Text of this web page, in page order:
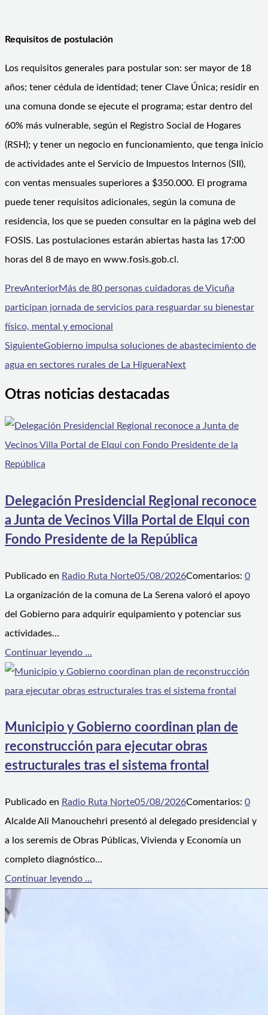
Requisitos de postulación
Los requisitos generales para postular son: ser mayor de 18
años; tener cédula de identidad; tener Clave Única; residir en
una comuna donde se ejecute el programa; estar dentro del
60% más vulnerable, según el Registro Social de Hogares
(RSH); y tener un negocio en funcionamiento, que tenga inicio
de actividades ante el Servicio de Impuestos Internos (SII),
con ventas mensuales superiores a $350.000. El programa
puede tener requisitos adicionales, según la comuna de
residencia, los que se pueden consultar en la página web del
FOSIS. Las postulaciones estarán abiertas hasta las 17:00
horas del 8 de mayo en www.fosis.gob.cl.
PrevAnteriorMás de 80 personas cuidadoras de Vicuña
participan jornada de servicios para resguardar su bienestar
físico, mental y emocional
SiguienteGobierno impulsa soluciones de abastecimiento de
agua en sectores rurales de La HigueraNext
Otras noticias destacadas
Delegación Presidencial Regional reconoce
a Junta de Vecinos Villa Portal de Elqui con
Fondo Presidente de la República
Publicado en Radio Ruta Norte05/08/2026Comentarios: 0
La organización de la comuna de La Serena valoró el apoyo
del Gobierno para adquirir equipamiento y potenciar sus
actividades…
Continuar leyendo ...
Municipio y Gobierno coordinan plan de
reconstrucción para ejecutar obras
estructurales tras el sistema frontal
Publicado en Radio Ruta Norte05/08/2026Comentarios: 0
Alcalde Ali Manouchehri presentó al delegado presidencial y
a los seremis de Obras Públicas, Vivienda y Economía un
completo diagnóstico…
Continuar leyendo ...